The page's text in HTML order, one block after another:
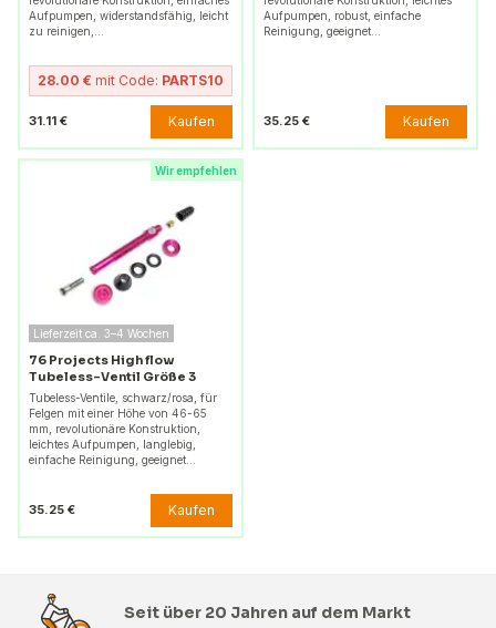
Aufpumpen, widerstandsfähig, leicht
zu reinigen,…
28.00 € mit Code: PARTS10
31.11 € Kaufen
Aufpumpen, robust, einfache
Reinigung, geeignet…
35.25 € Kaufen
Wir empfehlen
Lieferzeit ca. 3–4 Wochen
76 Projects High flow
Tubeless-Ventil Größe 3
Tubeless-Ventile, schwarz/rosa, für
Felgen mit einer Höhe von 46-65
mm, revolutionäre Konstruktion,
leichtes Aufpumpen, langlebig,
einfache Reinigung, geeignet…
35.25 € Kaufen
Seit über 20 Jahren auf dem Markt